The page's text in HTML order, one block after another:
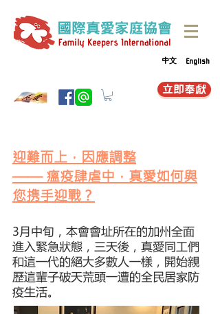
中文 English
立即奉獻
迎難而上，因應調整
—— 瘟疫肆虐中，真愛如何與
您携手迎戰？
3月中旬，本會會址所在的加州全面
進入緊急狀態，三天後，真愛同工們
和這一代的絕大多數人一樣，開始親
歷這輩子破天荒頭一遭的全民居家防
疫生活。